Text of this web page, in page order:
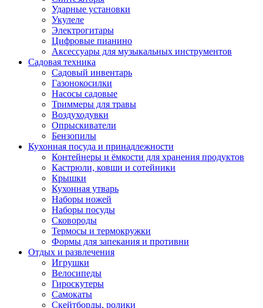
Ударные установки
Укулеле
Электрогитары
Цифровые пианино
Аксессуары для музыкальных инструментов
Садовая техника
Садовый инвентарь
Газонокосилки
Насосы садовые
Триммеры для травы
Воздуходувки
Опрыскиватели
Бензопилы
Кухонная посуда и принадлежности
Контейнеры и ёмкости для хранения продуктов
Кастрюли, ковши и сотейники
Крышки
Кухонная утварь
Наборы ножей
Наборы посуды
Сковороды
Термосы и термокружки
Формы для запекания и противни
Отдых и развлечения
Игрушки
Велосипеды
Гироскутеры
Самокаты
Скейтборды, ролики